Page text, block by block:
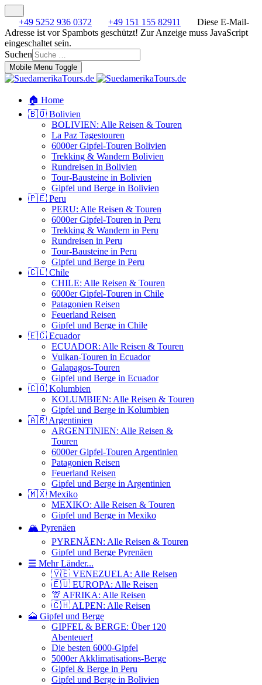
+49 5252 936 0372 +49 151 155 82911
Diese E-Mail-
Adresse ist vor Spambots geschützt! Zur Anzeige muss JavaScript
eingeschaltet sein.
Suchen
Mobile Menu Toggle
🏠 Home
🇧🇴 Bolivien
BOLIVIEN: Alle Reisen & Touren
La Paz Tagestouren
6000er Gipfel-Touren Bolivien
Trekking & Wandern Bolivien
Rundreisen in Bolivien
Tour-Bausteine in Bolivien
Gipfel und Berge in Bolivien
🇵🇪 Peru
PERU: Alle Reisen & Touren
6000er Gipfel-Touren in Peru
Trekking & Wandern in Peru
Rundreisen in Peru
Tour-Bausteine in Peru
Gipfel und Berge in Peru
🇨🇱 Chile
CHILE: Alle Reisen & Touren
6000er Gipfel-Touren in Chile
Patagonien Reisen
Feuerland Reisen
Gipfel und Berge in Chile
🇪🇨 Ecuador
ECUADOR: Alle Reisen & Touren
Vulkan-Touren in Ecuador
Galapagos-Touren
Gipfel und Berge in Ecuador
🇨🇴 Kolumbien
KOLUMBIEN: Alle Reisen & Touren
Gipfel und Berge in Kolumbien
🇦🇷 Argentinien
ARGENTINIEN: Alle Reisen &
Touren
6000er Gipfel-Touren Argentinien
Patagonien Reisen
Feuerland Reisen
Gipfel und Berge in Argentinien
🇲🇽 Mexiko
MEXIKO: Alle Reisen & Touren
Gipfel und Berge in Mexiko
🏔️ Pyrenäen
PYRENÄEN: Alle Reisen & Touren
Gipfel und Berge Pyrenäen
☰ Mehr Länder...
🇻🇪 VENEZUELA: Alle Reisen
🇪🇺 EUROPA: Alle Reisen
🦒 AFRIKA: Alle Reisen
🇨🇭 ALPEN: Alle Reisen
🗻 Gipfel und Berge
GIPFEL & BERGE: Über 120
Abenteuer!
Die besten 6000-Gipfel
5000er Akklimatisations-Berge
Gipfel & Berge in Peru
Gipfel und Berge in Bolivien